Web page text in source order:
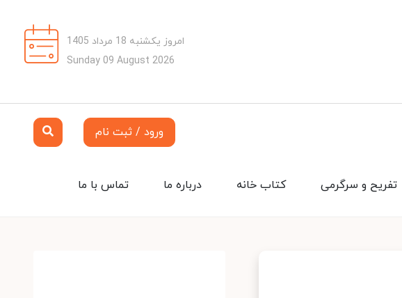
امروز یکشنبه 18 مرداد 1405
Sunday 09 August 2026
ورود / ثبت نام
تماس با ما درباره ما کتاب خانه تفریح و سرگرمی